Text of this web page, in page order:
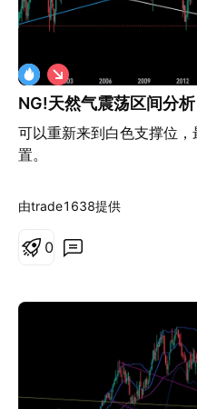
设施发展、市场准入和地
业通过战略对冲、基础设
市场似乎正处于一个动态
其全球价值定位，并在能
NG!天然气震荡区间分析
可以重新来到白色支撑位
置。
做
空
由trade1638提供
0